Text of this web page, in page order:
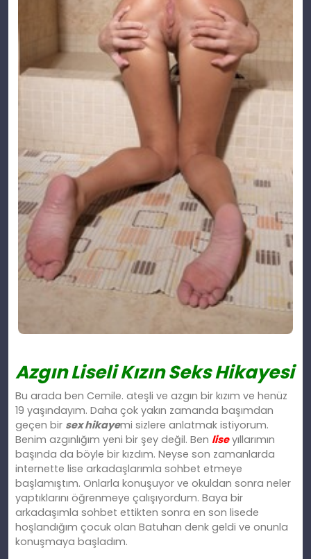
Azgın Liseli Kızın Seks Hikayesi
Bu arada ben Cemile. ateşli ve azgın bir kızım ve henüz
19 yaşındayım. Daha çok yakın zamanda başımdan
geçen bir sex hikayemi sizlere anlatmak istiyorum.
Benim azgınlığım yeni bir şey değil. Ben liseyıllarımın
başında da böyle bir kızdım. Neyse son zamanlarda
internette lise arkadaşlarımla sohbet etmeye
başlamıştım. Onlarla konuşuyor ve okuldan sonra neler
yaptıklarını öğrenmeye çalışıyordum. Baya bir
arkadaşımla sohbet ettikten sonra en son lisede
hoşlandığım çocuk olan Batuhan denk geldi ve onunla
konuşmaya başladım.